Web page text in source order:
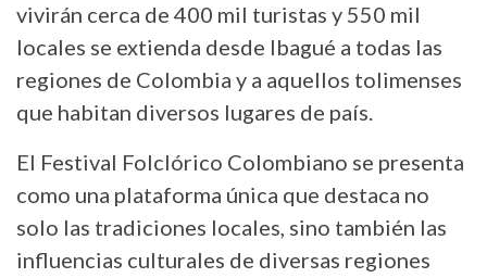
vivirán cerca de 400 mil turistas y 550 mil
locales se extienda desde Ibagué a todas las
regiones de Colombia y a aquellos tolimenses
que habitan diversos lugares de país.
El Festival Folclórico Colombiano se presenta
como una plataforma única que destaca no
solo las tradiciones locales, sino también las
influencias culturales de diversas regiones